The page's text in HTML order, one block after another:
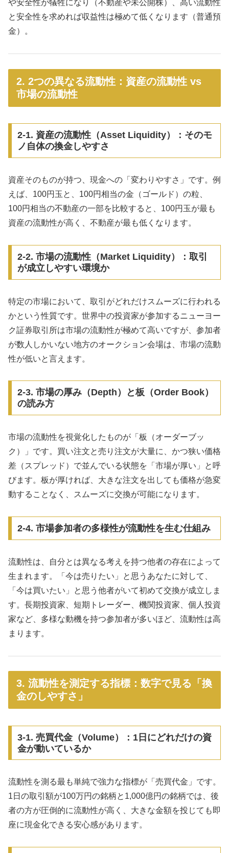
や安全性が犠牲になり（不動産や未公開株）、高い流動性
と安全性を求めれば収益性は極めて低くなります（普通預
金）。
2. 2つの異なる流動性：資産の流動性 vs
市場の流動性
2-1. 資産の流動性（Asset Liquidity）：そのモ
ノ自体の換金しやすさ
資産そのものが持つ、現金への「変わりやすさ」です。例
えば、100円玉と、100円相当の金（ゴールド）の粒、
100円相当の不動産の一部を比較すると、100円玉が最も
資産の流動性が高く、不動産が最も低くなります。
2-2. 市場の流動性（Market Liquidity）：取引
が成立しやすい環境か
特定の市場において、取引がどれだけスムーズに行われる
かという性質です。世界中の投資家が参加するニューヨー
ク証券取引所は市場の流動性が極めて高いですが、参加者
が数人しかいない地方のオークション会場は、市場の流動
性が低いと言えます。
2-3. 市場の厚み（Depth）と板（Order Book）
の読み方
市場の流動性を視覚化したものが「板（オーダーブッ
ク）」です。買い注文と売り注文が大量に、かつ狭い価格
差（スプレッド）で並んでいる状態を「市場が厚い」と呼
びます。板が厚ければ、大きな注文を出しても価格が急変
動することなく、スムーズに交換が可能になります。
2-4. 市場参加者の多様性が流動性を生む仕組み
流動性は、自分とは異なる考えを持つ他者の存在によって
生まれます。「今は売りたい」と思うあなたに対して、
「今は買いたい」と思う他者がいて初めて交換が成立しま
す。長期投資家、短期トレーダー、機関投資家、個人投資
家など、多様な動機を持つ参加者が多いほど、流動性は高
まります。
3. 流動性を測定する指標：数字で見る「換
金のしやすさ」
3-1. 売買代金（Volume）：1日にどれだけの資
金が動いているか
流動性を測る最も単純で強力な指標が「売買代金」です。
1日の取引額が100万円の銘柄と1,000億円の銘柄では、後
者の方が圧倒的に流動性が高く、大きな金額を投じても即
座に現金化できる安心感があります。